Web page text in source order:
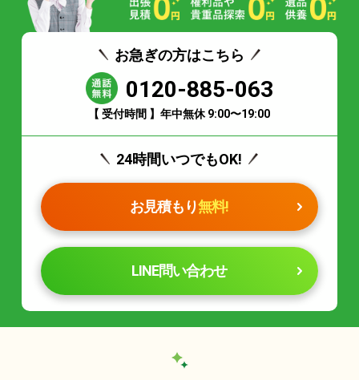
お急ぎの方はこちら
0120-885-063
【 受付時間 】年中無休 9:00〜19:00
24時間いつでもOK!
お見積もり無料!
LINE問い合わせ